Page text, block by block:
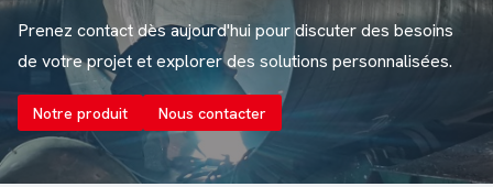
O
N
D
E
S
Prenez contact dès aujourd'hui pour discuter des besoins
de votre projet et explorer des solutions personnalisées.
Notre produit Nous contacter